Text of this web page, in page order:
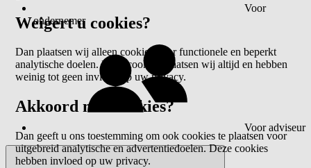
Voor
ondernemer
Voor adviseur
Weigert u cookies?
Dan plaatsen wij alleen cookies voor functionele en beperkt
analytische doelen. Deze cookies plaatsen wij altijd en hebben
weinig tot geen invloed op uw privacy.
Akkoord met cookies?
Dan geeft u ons toestemming om ook cookies te plaatsen voor
uitgebreid analytische en advertentiedoelen. Deze cookies
hebben invloed op uw privacy.